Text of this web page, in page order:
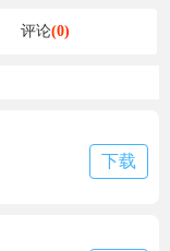
评论(0)
下载